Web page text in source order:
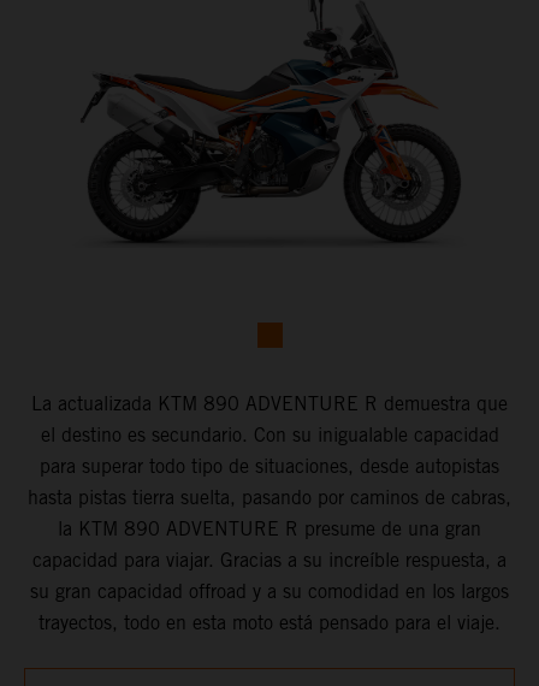
La actualizada KTM 890 ADVENTURE R demuestra que
el destino es secundario. Con su inigualable capacidad
para superar todo tipo de situaciones, desde autopistas
hasta pistas tierra suelta, pasando por caminos de cabras,
la KTM 890 ADVENTURE R presume de una gran
capacidad para viajar. Gracias a su increíble respuesta, a
su gran capacidad offroad y a su comodidad en los largos
trayectos, todo en esta moto está pensado para el viaje.